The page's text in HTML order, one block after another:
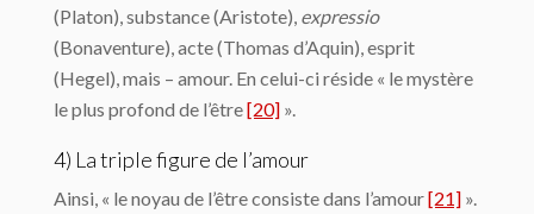
(Platon), substance (Aristote), expressio
(Bonaventure), acte (Thomas d’Aquin), esprit
(Hegel), mais – amour. En celui-ci réside « le mystère
le plus profond de l’être[20] ».
4) La triple figure de l’amour
Ainsi, « le noyau de l’être consiste dans l’amour[21] ».